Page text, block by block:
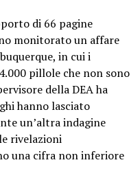
di 66 pagine
monitorato un affare
in cui i
pillole che non sono
della DEA ha
hanno lasciato
un’altra indagine
rivelazioni
una cifra non inferiore